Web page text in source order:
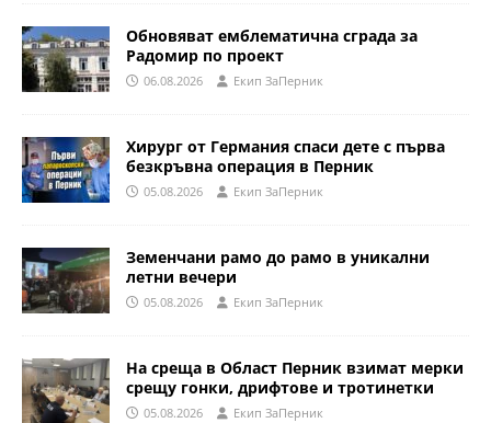
Обновяват емблематична сграда за
Радомир по проект
06.08.2026 Eкип ЗаПерник
Хирург от Германия спаси дете с първа
безкръвна операция в Перник
05.08.2026 Eкип ЗаПерник
Земенчани рамо до рамо в уникални
летни вечери
05.08.2026 Eкип ЗаПерник
На среща в Област Перник взимат мерки
срещу гонки, дрифтове и тротинетки
05.08.2026 Eкип ЗаПерник